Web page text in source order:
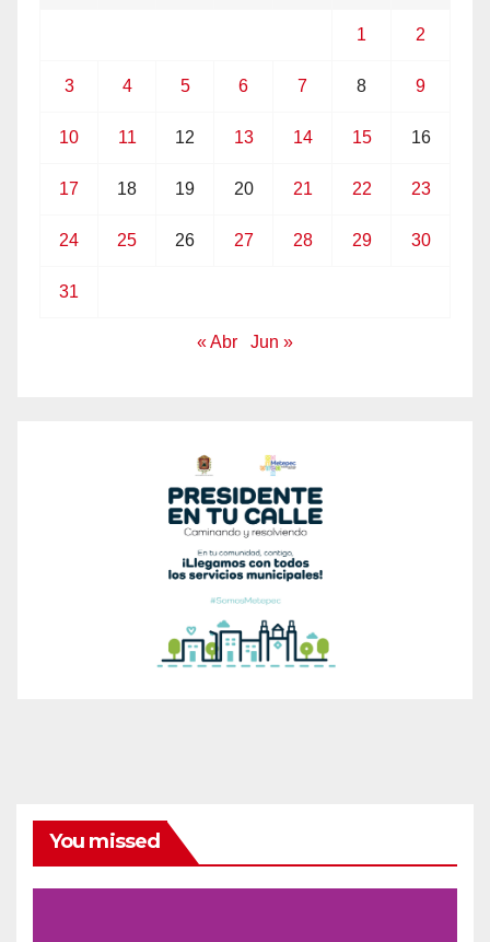
1 2
3 4 5 6 7 8 9
10 11 12 13 14 15 16
17 18 19 20 21 22 23
24 25 26 27 28 29 30
31
« Abr Jun »
You missed